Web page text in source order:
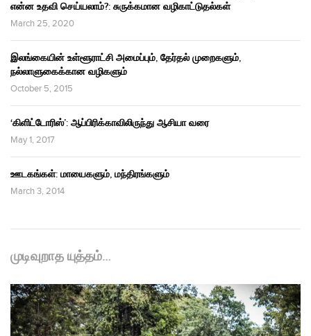
என்ன உதவி செய்யலாம்?: சுருக்கமான வழிகாட்டுதல்கள்
March 25, 2020
இலங்கையின் உள்ளூராட்சி அமைப்பும், தேர்தல் முறைகளும்,
நல்லாளுகைக்கான வழிகளும்
October 5, 2015
‘கிளிட்டோரிஸ்’: ஆப்பிரிக்காவிலிருந்து ஆசியா வரை
May 1, 2017
ஊடகங்கள்: மாயைகளும், மந்திரங்களும்
March 3, 2014
முடிவுறாத யுத்தம்…